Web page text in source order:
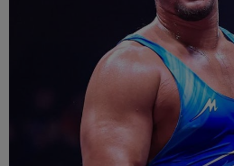
Labdarúgás